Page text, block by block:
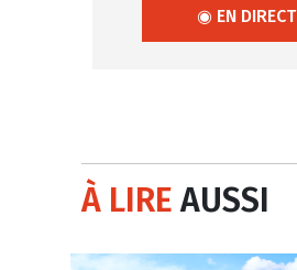
◉ EN DIRECT
À LIREAUSSI